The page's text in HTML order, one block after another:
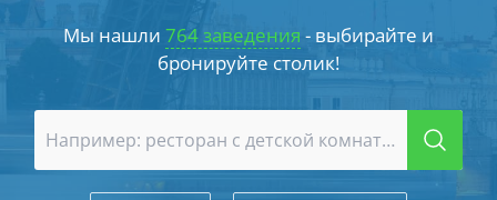
Мы нашли 764 заведения - выбирайте и
бронируйте столик!